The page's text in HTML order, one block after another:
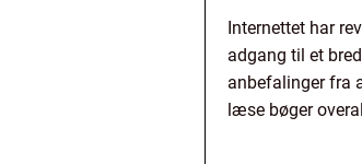
Internettet har
adgang til et
anbefalinger fra
læse bøger